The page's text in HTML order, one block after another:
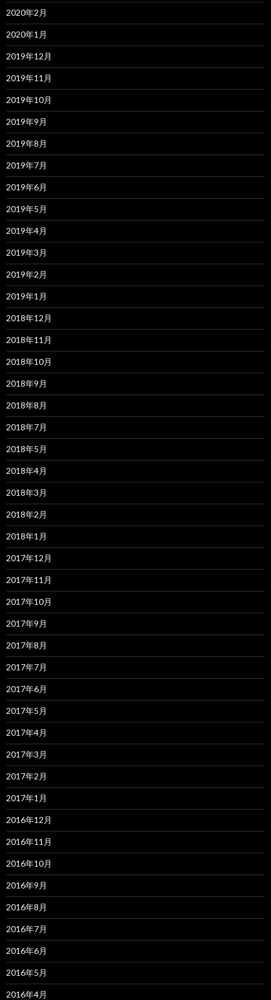
2020年2月
2020年1月
2019年12月
2019年11月
2019年10月
2019年9月
2019年8月
2019年7月
2019年6月
2019年5月
2019年4月
2019年3月
2019年2月
2019年1月
2018年12月
2018年11月
2018年10月
2018年9月
2018年8月
2018年7月
2018年5月
2018年4月
2018年3月
2018年2月
2018年1月
2017年12月
2017年11月
2017年10月
2017年9月
2017年8月
2017年7月
2017年6月
2017年5月
2017年4月
2017年3月
2017年2月
2017年1月
2016年12月
2016年11月
2016年10月
2016年9月
2016年8月
2016年7月
2016年6月
2016年5月
2016年4月